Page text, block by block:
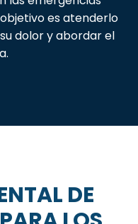
es atenderlo
dolor y abordar el
DE